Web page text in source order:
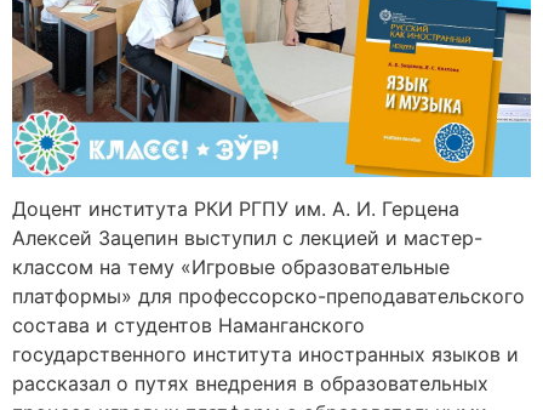
Доцент института РКИ РГПУ им. А. И. Герцена
Алексей Зацепин выступил с лекцией и мастер-
классом на тему «Игровые образовательные
платформы» для профессорско-преподавательского
состава и студентов Наманганского
государственного института иностранных языков и
рассказал о путях внедрения в образовательных